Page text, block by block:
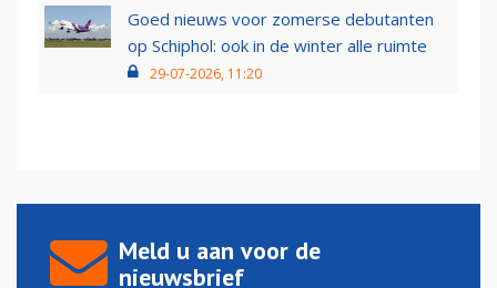
Goed nieuws voor zomerse debutanten
op Schiphol: ook in de winter alle ruimte
29-07-2026, 11:20
Meld u aan voor de
nieuwsbrief